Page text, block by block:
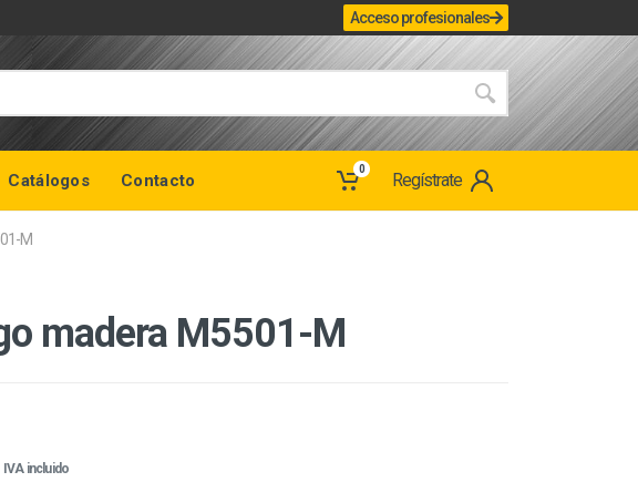
Acceso profesionales
Catálogos Contacto
0
Regístrate
M
madera M5501-M
IVA incluido